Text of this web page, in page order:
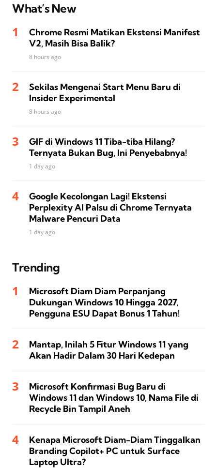
What’s New
Chrome Resmi Matikan Ekstensi Manifest
V2, Masih Bisa Balik?
8 hours ago
Sekilas Mengenai Start Menu Baru di
Insider Experimental
8 hours ago
GIF di Windows 11 Tiba-tiba Hilang?
Ternyata Bukan Bug, Ini Penyebabnya!
1 day ago
Google Kecolongan Lagi! Ekstensi
Perplexity AI Palsu di Chrome Ternyata
Malware Pencuri Data
1 day ago
Trending
Microsoft Diam Diam Perpanjang
Dukungan Windows 10 Hingga 2027,
Pengguna ESU Dapat Bonus 1 Tahun!
Mantap, Inilah 5 Fitur Windows 11 yang
Akan Hadir Dalam 30 Hari Kedepan
Microsoft Konfirmasi Bug Baru di
Windows 11 dan Windows 10, Nama File di
Recycle Bin Tampil Aneh
Kenapa Microsoft Diam-Diam Tinggalkan
Branding Copilot+ PC untuk Surface
Laptop Ultra?